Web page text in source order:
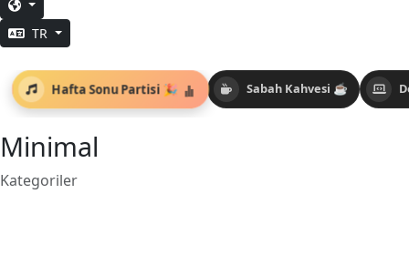
TR
Sabah Kahvesi ☕
Hafta Sonu Partisi 🎉
Minimal
Kategoriler